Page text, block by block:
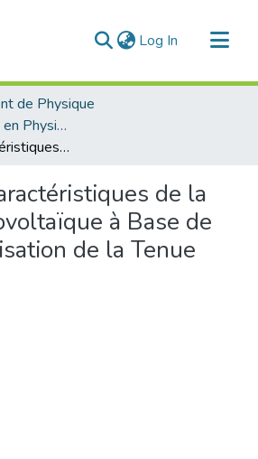
Log In (current)
de Physique
Doctorat LMD en en Physique
Etude des Caractéristiques de la cellule photovoltaïque à Base de CIGS. Modélisation de la Tenue Mécanique
de la
à Base de
de la Tenue